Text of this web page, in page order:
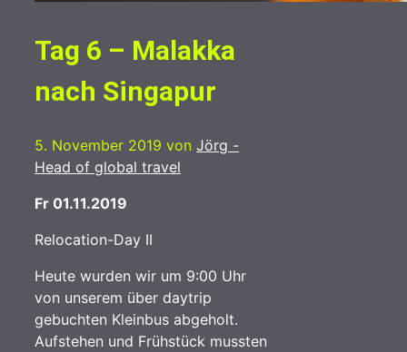
Tag 6 – Malakka
nach Singapur
5. November 2019 von Jörg -
Head of global travel
Fr 01.11.2019
Relocation-Day II
Heute wurden wir um 9:00 Uhr
von unserem über daytrip
gebuchten Kleinbus abgeholt.
Aufstehen und Frühstück mussten